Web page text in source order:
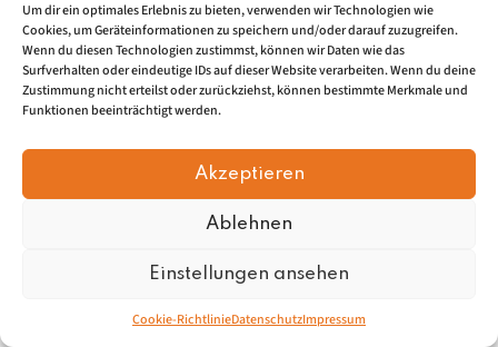
Um dir ein optimales Erlebnis zu bieten, verwenden wir Technologien wie
Cookies, um Geräteinformationen zu speichern und/oder darauf zuzugreifen.
Wenn du diesen Technologien zustimmst, können wir Daten wie das
Surfverhalten oder eindeutige IDs auf dieser Website verarbeiten. Wenn du deine
Zustimmung nicht erteilst oder zurückziehst, können bestimmte Merkmale und
Funktionen beeinträchtigt werden.
Akzeptieren
Ablehnen
Einstellungen ansehen
Cookie-RichtlinieDatenschutzImpressum